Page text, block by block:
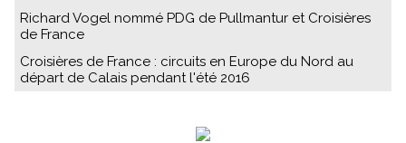
Richard Vogel nommé PDG de Pullmantur et Croisières
de France
Croisières de France : circuits en Europe du Nord au
départ de Calais pendant l'été 2016